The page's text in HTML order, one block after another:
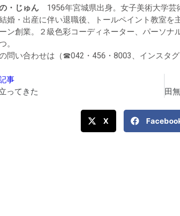
・じゅん 1956年宮城県出身。女子美術大学芸
婚・出産に伴い退職後、トールペイント教室
ン創業。２級色彩コーディネーター、パーソナ
。
問い合わせは（☎042・456・8003、インスタグ
事
ってきた
X